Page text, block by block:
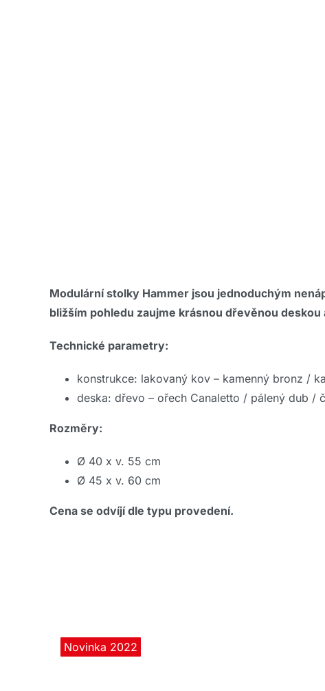
Modulární stolky Hammer jsou jednoduchým
bližším pohledu zaujme krásnou dřevěnou
Technické parametry:
konstrukce: lakovaný kov – kamenný bronz /
deska: dřevo – ořech Canaletto / pálený dub /
Rozměry:
Ø 40 x v. 55 cm
Ø 45 x v. 60 cm
Cena se odvíjí dle typu provedení.
Novinka 2022